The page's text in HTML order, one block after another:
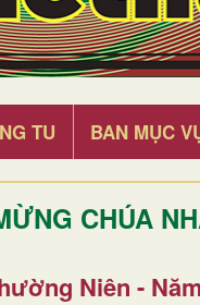
TU BAN MỤC
CHÚA
Niên -